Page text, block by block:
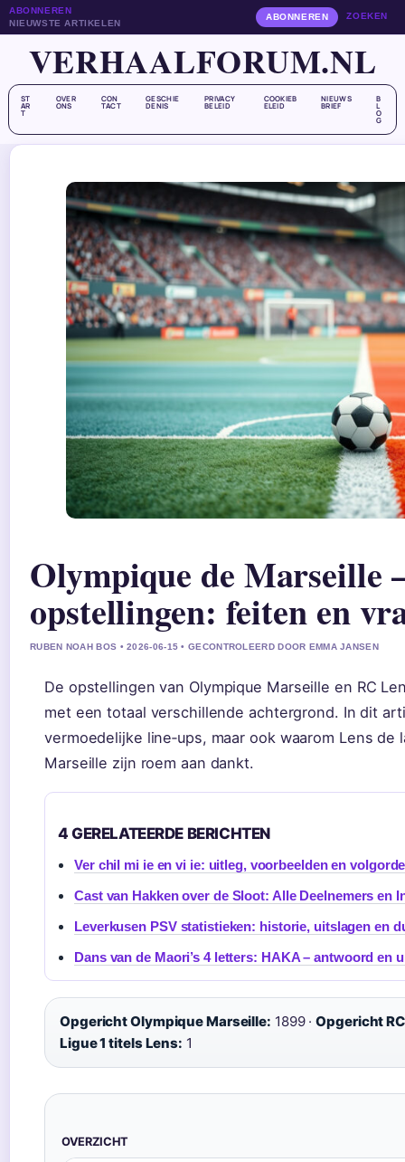
ABONNEREN
NIEUWSTE ARTIKELEN
ABONNEREN ZOEKEN
VERHAALFORUM.NL
ST
AR
T
OVER
ONS
CON
TACT
GESCHIE
DENIS
PRIVACY
BELEID
COOKIEB
ELEID
NIEUWS
BRIEF
B
L
O
G
Olympique de Marseille
opstellingen: feiten en
RUBEN NOAH BOS • 2026-06-15 • GECONTROLEERD DOOR EMMA JANSEN
De opstellingen van Olympique Marseille en RC
met een totaal verschillende achtergrond. In dit
vermoedelijke line‑ups, maar ook waarom Lens
Marseille zijn roem aan dankt.
4 GERELATEERDE BERICHTEN
Ver chil mi ie en vi ie: uitleg, voorbeelden en volgorde
Cast van Hakken over de Sloot: Alle Deelnemers en
Leverkusen PSV statistieken: historie, uitslagen en
Dans van de Maori’s 4 letters: HAKA – antwoord en
Opgericht Olympique Marseille: 1899 ·Opgericht
Ligue 1 titels Lens: 1
OVERZICHT